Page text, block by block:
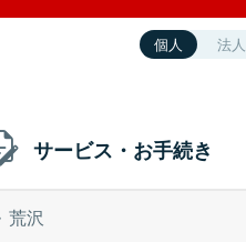
個人 法人
サービス・お手続き
荒沢